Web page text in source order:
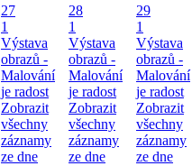
27
1
Výstava
obrazů -
Malování
je radost
Zobrazit
všechny
záznamy
ze dne
28
1
Výstava
obrazů -
Malování
je radost
Zobrazit
všechny
záznamy
ze dne
29
1
Výstava
obrazů -
Malování
je radost
Zobrazit
všechny
záznamy
ze dne